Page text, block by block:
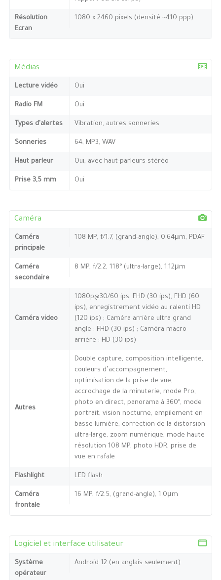
Résolution
Ecran
1080 x 2460 pixels (densité ~410 ppp)
Médias
Lecture vidéo Oui
Radio FM Oui
Types d'alertes Vibration, autres sonneries
Sonneries 64, MP3, WAV
Haut parleur Oui, avec haut-parleurs stéréo
Prise 3,5 mm Oui
Caméra
Caméra
principale
108 MP, f/1.7, (grand-angle), 0.64μm, PDAF
Caméra
secondaire
8 MP, f/2.2, 118° (ultra-large), 1.12μm
Caméra video
1080p@30/60 ips, FHD (30 ips), FHD (60
ips), enregistrement vidéo au ralenti HD
(120 ips) ; Caméra arrière ultra grand
angle : FHD (30 ips) ; Caméra macro
arrière : HD (30 ips)
Autres
Double capture, composition intelligente,
couleurs d’accompagnement,
optimisation de la prise de vue,
accrochage de la minuterie, mode Pro,
photo en direct, panorama à 360º, mode
portrait, vision nocturne, empilement en
basse lumière, correction de la distorsion
ultra-large, zoom numérique, mode haute
résolution 108 MP, photo HDR, prise de
vue en rafale
Flashlight LED flash
Caméra
frontale
16 MP, f/2.5, (grand-angle), 1.0μm
Logiciel et interface utilisateur
Système
opérateur
Android 12 (en anglais seulement)